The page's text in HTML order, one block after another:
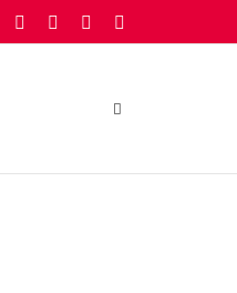
FacebookInstagramYouTube